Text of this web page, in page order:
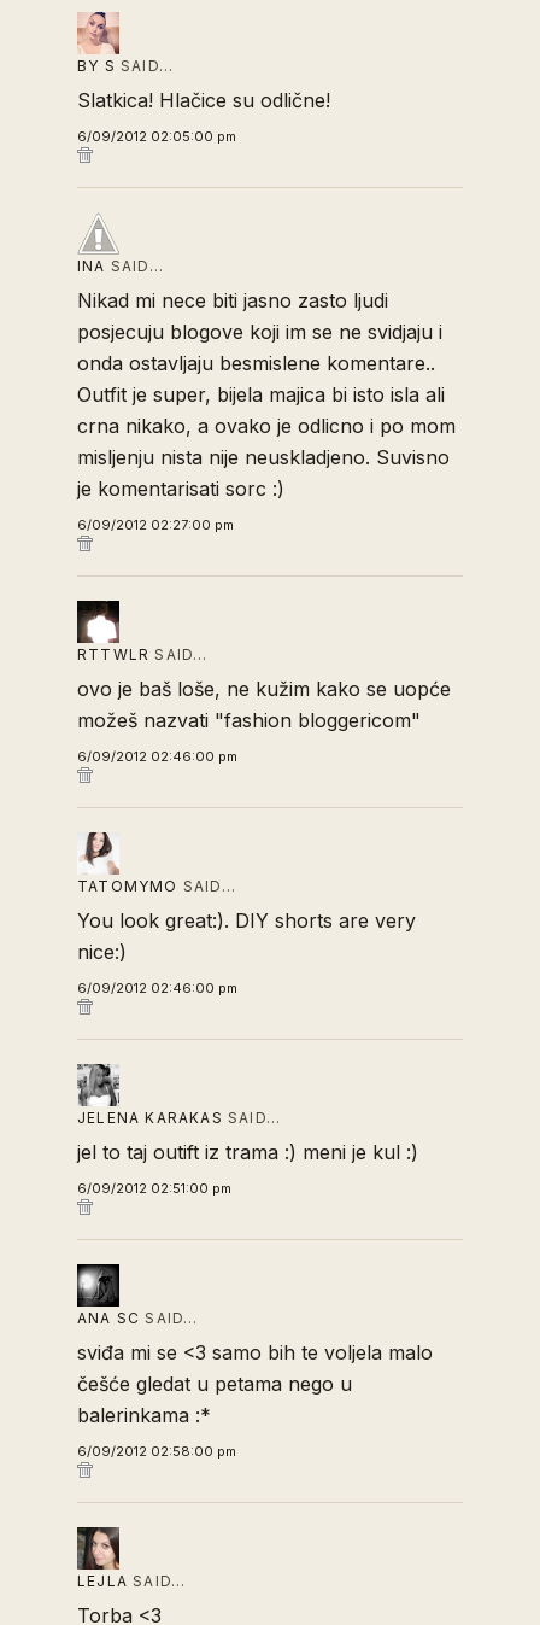
BY S SAID…
Slatkica! Hlačice su odlične!
6/09/2012 02:05:00 pm
INA SAID…
Nikad mi nece biti jasno zasto ljudi
posjecuju blogove koji im se ne svidjaju i
onda ostavljaju besmislene komentare..
Outfit je super, bijela majica bi isto isla ali
crna nikako, a ovako je odlicno i po mom
misljenju nista nije neuskladjeno. Suvisno
je komentarisati sorc :)
6/09/2012 02:27:00 pm
RTTWLR SAID…
ovo je baš loše, ne kužim kako se uopće
možeš nazvati "fashion bloggericom"
6/09/2012 02:46:00 pm
TATOMYMO SAID…
You look great:). DIY shorts are very
nice:)
6/09/2012 02:46:00 pm
JELENA KARAKAS SAID…
jel to taj outift iz trama :) meni je kul :)
6/09/2012 02:51:00 pm
ANA SC SAID…
sviđa mi se <3 samo bih te voljela malo
češće gledat u petama nego u
balerinkama :*
6/09/2012 02:58:00 pm
LEJLA SAID…
Torba <3